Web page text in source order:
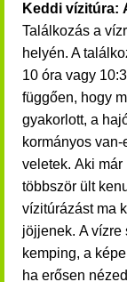
Keddi vízitúra:
Találkozás a
helyén. A
10 óra vagy
függően, hogy
gyakorlott, a
kormányos van-
veletek. Aki már
többször ült
vízitúrázást ma
jöjjenek. A vízre
kemping, a
ha erősen